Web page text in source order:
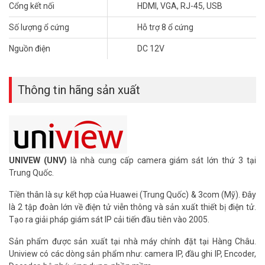
12MP/8MP/6MP/5MP/4MP/3MP/1080p/960p/720p/D1/2CIF/CIF.
– Hỗ trợ 16 cổng vào và 4 cổng ra báo động, 1 cổng audio vào, ra.
– Hỗ trợ xem đồng thời 128 người dùng.
– Chất liệu: vỏ sắt.
– Xuất xứ: Trung Quốc.
Để cập nhật thông tin giá đầu ghi hình UNV mới nhất, quý khách
hàng vui lòng liên hệ HOTLINE 1900 9259 để được hỗ trợ tốt nhất.
Tham khảo các kênh thông tin khác:
– Facebook:https://www.facebook.com/vuhoangtelecom/
– Youtube:https://www.youtube.com/c/VuhoangTVChannel
– Website: https://vuhoangtelecom.vn/
Cổng kết nối HDMI, VGA, RJ-45, USB
Số lượng ổ cứng Hỗ trợ 8 ổ cứng
Nguồn điện DC 12V
Thông tin hãng sản xuất
UNIVEW (UNV) là nhà cung cấp camera giám sát lớn thứ 3 tại
Trung Quốc.
Tiền thân là sự kết hợp của Huawei (Trung Quốc) & 3com (Mỹ). Đây
là 2 tập đoàn lớn về điện tử viễn thông và sản xuất thiết bị điện tử.
Tạo ra giải pháp giám sát IP cải tiến đầu tiên vào 2005.
Sản phẩm được sản xuất tại nhà máy chính đặt tại Hàng Châu.
Uniview có các dòng sản phẩm như: camera IP, đầu ghi IP, Encoder,